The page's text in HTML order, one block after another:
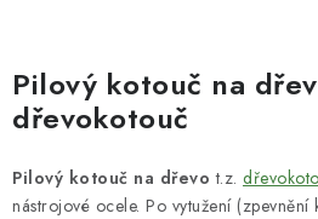
RUČNÍ NÁŘADÍ, PŘÍPRAVKY
STROJE
KONTAKTY
Pilový kotouč na
dřevokotouč
Pilový kotouč na dřevo t.z.
nástrojové ocele. Po vytužení (zpevnění